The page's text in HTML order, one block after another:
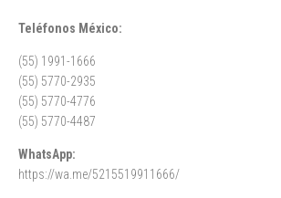
Teléfonos México:
(55) 1991-1666
(55) 5770-2935
(55) 5770-4776
(55) 5770-4487
WhatsApp:
https://wa.me/5215519911666/